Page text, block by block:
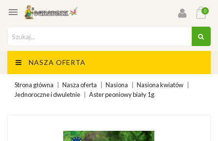
 0
NASZA OFERTA
Strona główna Nasza oferta Nasiona
Nasiona kwiatów
Jednoroczne i dwuletnie
Aster peoniowy biały 1g